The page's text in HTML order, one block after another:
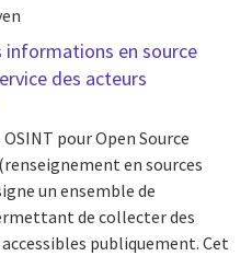
informations en source
des acteurs
OSINT pour Open Source
en sources
un ensemble de
de collecter des
publiquement. Cet